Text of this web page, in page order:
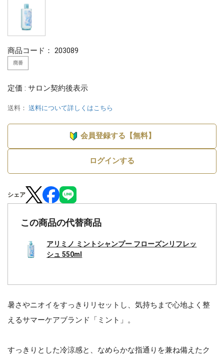
商品コード： 203089
廃番
定価 : サロン契約後表示
送料： 送料について詳しくはこちら
会員登録する【無料】
ログインする
シェア
この商品の代替商品
アリミノ ミントシャンプー フローズンリフレッ
シュ 550ml
暑さやニオイをすっきりリセットし、気持ちまで心地よく整
えるサマーケアブランド「ミント」。
すっきりとした冷涼感と、なめらかな指通りを兼ね備えたク